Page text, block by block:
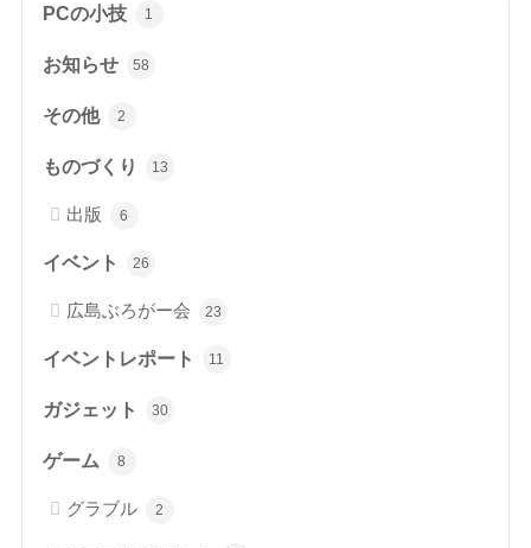
PCの小技 1
お知らせ 58
その他 2
ものづくり 13
出版 6
イベント 26
広島ぶろがー会 23
イベントレポート 11
ガジェット 30
ゲーム 8
グラブル 2